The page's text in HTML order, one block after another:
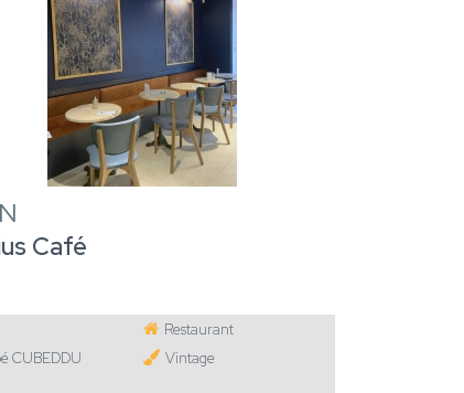
Café
Restaurant
CUBEDDU
Vintage